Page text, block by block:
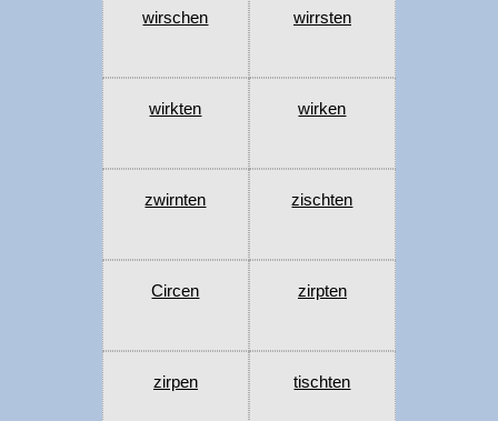
wirschen wirrsten
wirkten wirken
zwirnten zischten
Circen zirpten
zirpen tischten